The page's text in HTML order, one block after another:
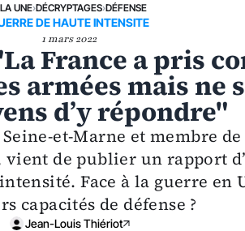
UNE›DÉCRYPTAGES›DÉFENSE
DE HAUTE INTENSITE
1 mars 2022
France a pris
armées mais ne
d’y répondre"
et-Marne et membre
vient de publier un rapport
Face à la guerre en
capacités de défense ?
Jean-Louis Thiériot